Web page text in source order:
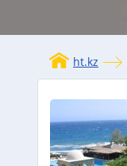
ht.kz